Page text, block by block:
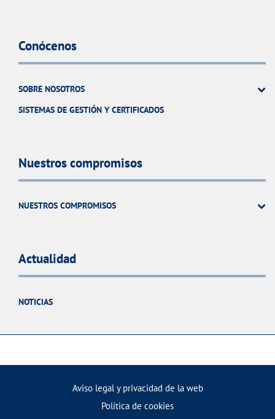
Conócenos
SOBRE NOSOTROS
SISTEMAS DE GESTIÓN Y CERTIFICADOS
Nuestros compromisos
NUESTROS COMPROMISOS
Actualidad
NOTICIAS
Aviso legal y privacidad de la web
Política de cookies